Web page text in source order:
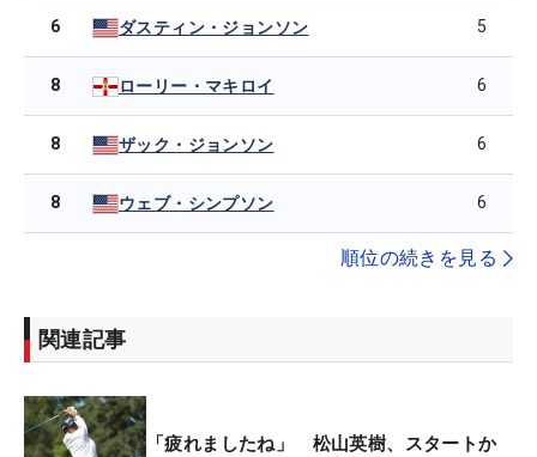
6 ダスティン・ジョンソン 5
8 ローリー・マキロイ 6
8 ザック・ジョンソン 6
8 ウェブ・シンプソン 6
順位の続きを見る
関連記事
「疲れましたね」 松山英樹、スタートか